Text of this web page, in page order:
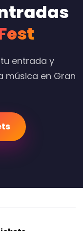
entrada y
música en Gran